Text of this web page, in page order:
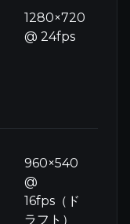
1280×720
@ 24fps
960×540
@
16fps（ド
ラフト）